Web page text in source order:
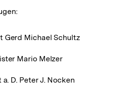
Gerd Michael Schultz
Mario Melzer
D. Peter J. Nocken